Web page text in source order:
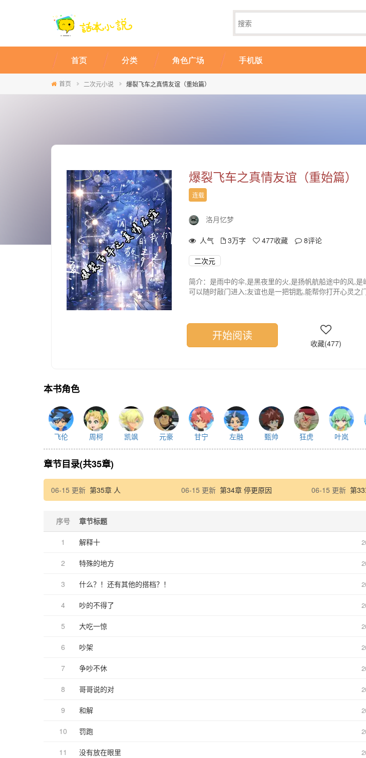
首页 分类 角色广场 手机版
首页 二次元小说 爆裂飞车之真情友谊（重始篇）
爆裂飞车之真情友谊（重始篇）
连载
洛月忆梦
人气 3万字 477收藏 8评论
二次元
简介：是雨中的伞,是黑夜里的火,是扬帆航船途中的风,
可以随时敲门进入;友谊也是一把钥匙,能帮你打开心灵之
时的一滴同情的泪水,愤怒时的一声发自肺腑的呐喊……
雪地中送给你温暖。当你被成功和得以冲昏头脑时,友谊
开始阅读
收藏(477)
本书角色
飞伦 周柯 凯飒 元豪 甘宁 左融 甄帅 狂虎 叶岚
章节目录(共35章)
06-15 更新 第35章 人 06-15 更新 第34章 停更原因 06-15 更新 第
序号 章节标题
1 解释十
2 特殊的地方
3 什么？！还有其他的搭档？！
4 吵的不得了
5 大吃一惊
6 吵架
7 争吵不休
8 哥哥说的对
9 和解
10 罚跑
11 没有放在眼里